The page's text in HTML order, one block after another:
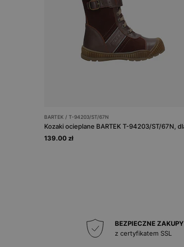
BARTEK / T-94203/ST/67N
139.00 zł
BEZPIECZNE ZAKUPY
z certyfikatem SSL